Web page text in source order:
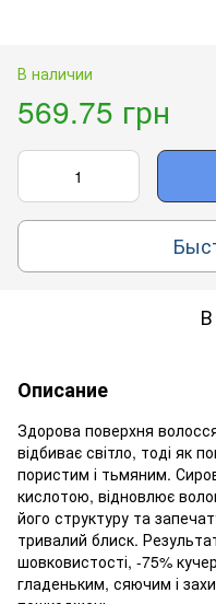
В наличии
569.75 грн
Описание
Здорова поверхня
відбиває світло, тоді як
пористим і тьмяним.
кислотою, відновлює
його структуру та
тривалий блиск.
шовковистості, -75%
гладеньким, сяючим і